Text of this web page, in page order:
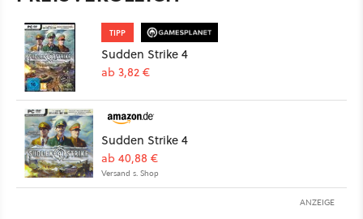
TIPP
Sudden Strike 4
ab 3,82 €
Sudden Strike 4
ab 40,88 €
Versand s. Shop
ANZEIGE